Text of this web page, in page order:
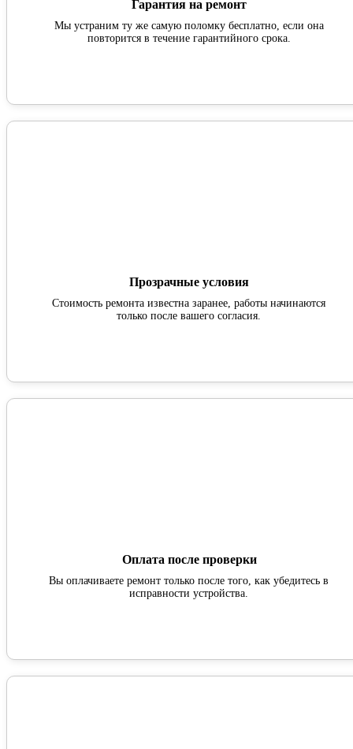
Гарантия на ремонт
Мы устраним ту же самую поломку бесплатно, если она
повторится в течение гарантийного срока.
Прозрачные условия
Стоимость ремонта известна заранее, работы начинаются
только после вашего согласия.
Оплата после проверки
Вы оплачиваете ремонт только после того, как убедитесь в
исправности устройства.